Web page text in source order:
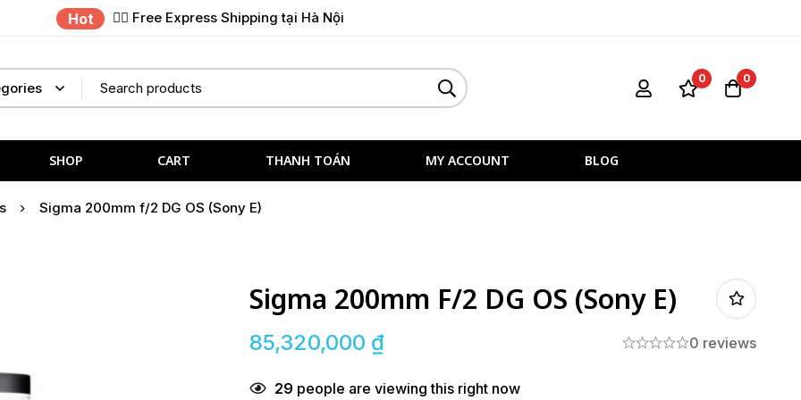
Hot ✌🏼 Free Express Shipping tại Hà Nội
0 0
SHOP CART THANH TOÁN MY ACCOUNT BLOG
Sigma 200mm f/2 DG OS (Sony E)
Sigma 200mm F/2 DG OS (Sony E)
85,320,000 ₫ 0 reviews
29 people are viewing this right now